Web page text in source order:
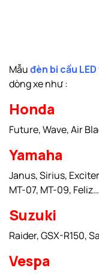
Mẫuđèn bi cầu
dòng xe như :
Honda
Future, Wave, Air
Yamaha
Janus, Sirius,
MT-07, MT-09, Feliz…
Suzuki
Raider, GSX-R150,
Vespa